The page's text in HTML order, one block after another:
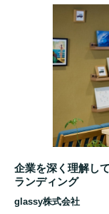
企業を深く理解し
ランディング
glassy株式会社